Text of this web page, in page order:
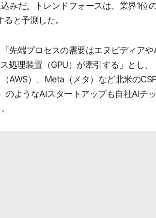
みだ。トレンドフォースは、業界1位
と予測した。
先端プロセスの需要はエヌビディア
処理装置（GPU）が牽引する」とし
AWS）、Meta（メタ）など北米の
のようなAIスタートアップも自社AIチ